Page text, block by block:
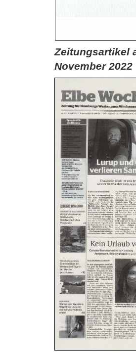
Zeitungsartikel
November 2022